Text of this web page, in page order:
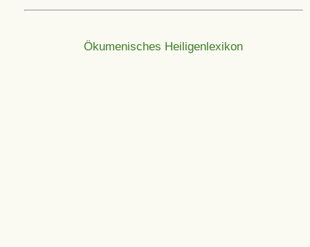
Ökumenisches Heiligenlexikon